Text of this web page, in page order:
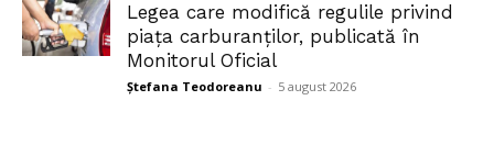
Legea care modifică regulile privind
piața carburanților, publicată în
Monitorul Oficial
Ștefana Teodoreanu - 5 august 2026